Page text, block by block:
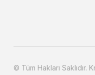
© Tüm Hakları Saklıdır.